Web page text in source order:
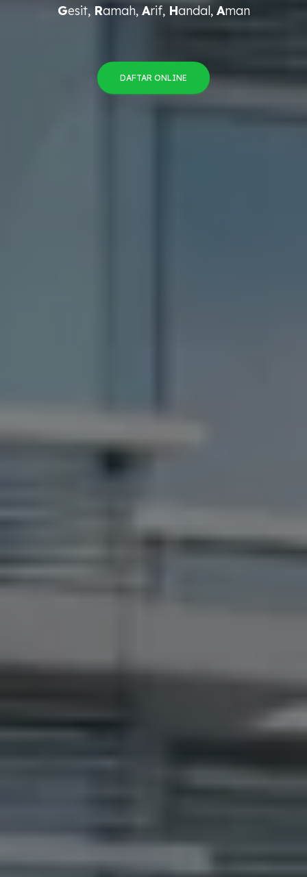
Gesit, Ramah, Arif, Handal, Aman
DAFTAR ONLINE